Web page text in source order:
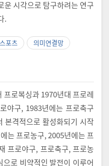
운 시각으로 탐구하려는 연구
.
포츠 의미연결망
로복싱과 1970년대 프로레
야구, 1983년에는 프로축구
본격적으로 활성화되기 시작
는 프로농구, 2005년에는 프
프로야구, 프로축구, 프로농
로 비약적인 발전이 이루어